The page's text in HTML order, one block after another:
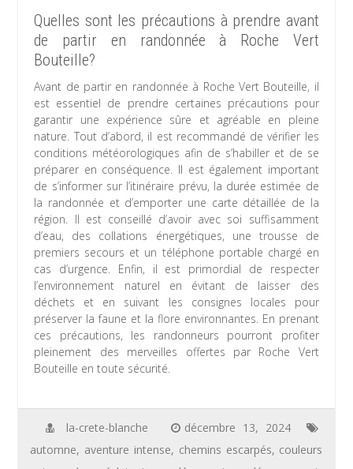
Quelles sont les précautions à prendre avant
de partir en randonnée à Roche Vert
Bouteille?
Avant de partir en randonnée à Roche Vert Bouteille, il
est essentiel de prendre certaines précautions pour
garantir une expérience sûre et agréable en pleine
nature. Tout d’abord, il est recommandé de vérifier les
conditions météorologiques afin de s’habiller et de se
préparer en conséquence. Il est également important
de s’informer sur l’itinéraire prévu, la durée estimée de
la randonnée et d’emporter une carte détaillée de la
région. Il est conseillé d’avoir avec soi suffisamment
d’eau, des collations énergétiques, une trousse de
premiers secours et un téléphone portable chargé en
cas d’urgence. Enfin, il est primordial de respecter
l’environnement naturel en évitant de laisser des
déchets et en suivant les consignes locales pour
préserver la faune et la flore environnantes. En prenant
ces précautions, les randonneurs pourront profiter
pleinement des merveilles offertes par Roche Vert
Bouteille en toute sécurité.
la-crete-blanche
décembre 13, 2024
automne, aventure intense, chemins escarpés, couleurs